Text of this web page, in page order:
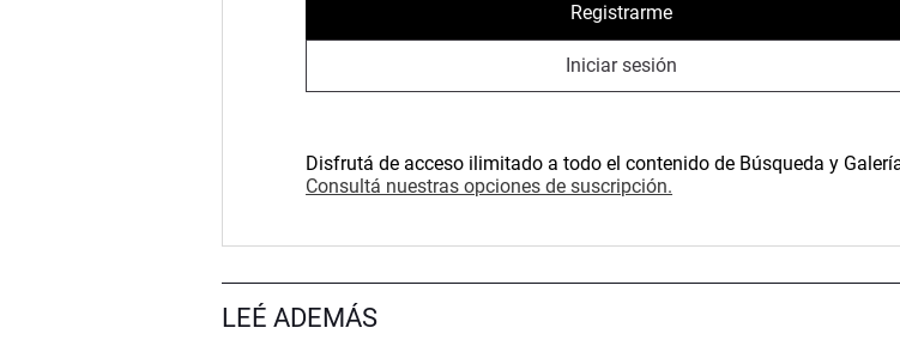
Registrarme
Iniciar sesión
Disfrutá de acceso ilimitado a todo el contenido de Búsqueda y
Consultá nuestras opciones de suscripción.
LEÉ ADEMÁS